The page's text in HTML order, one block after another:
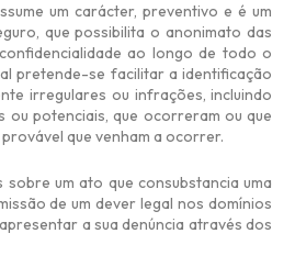
um carácter, preventivo e é um
que possibilita o anonimato das
ao longo de todo o
pretende-se facilitar a identificação
irregulares ou infrações, incluindo
ou potenciais, que ocorreram ou que
que venham a ocorrer.
um ato que consubstancia uma
de um dever legal nos domínios
a sua denúncia através dos